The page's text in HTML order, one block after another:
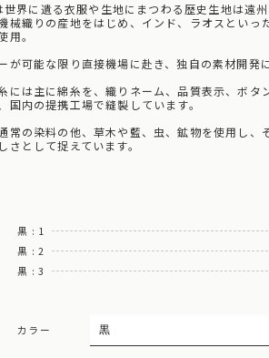
世界に遺る衣服や生地にまつわる歴史生地は遠
械織りの産地をはじめ、インド、ラオスといっ
用。
が可能な限り直接機場に赴き、独自の素材開発
には主に綿糸を、織りネーム、品質表示、ボタ
国内の提携工場で縫製しています。
常の染料の他、草木や藍、虫、鉱物を使用し、
さとして捉えています。
黒 : 1
黒 : 2
黒 : 3
カラー